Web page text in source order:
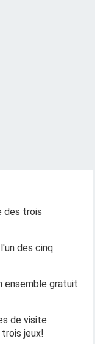
des trois
des cinq
ensemble gratuit
de visite
jeux!